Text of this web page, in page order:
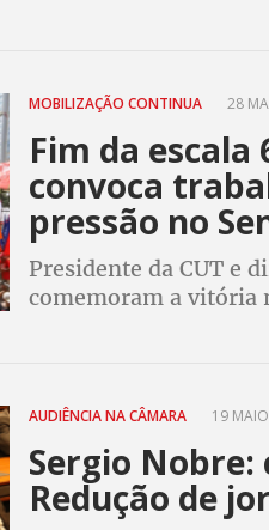
MOBILIZAÇÃO CONTINUA 28
Fim da escala
convoca
pressão no
Presidente da CUT e
comemoram a vitória
AUDIÊNCIA NA CÂMARA 19
Sergio Nobre:
Redução de